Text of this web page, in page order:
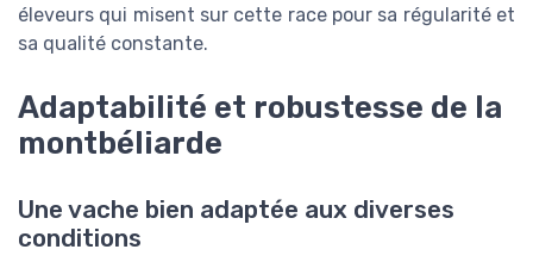
éleveurs qui misent sur cette race pour sa régularité et
sa qualité constante.
Adaptabilité et robustesse de la
montbéliarde
Une vache bien adaptée aux diverses
conditions